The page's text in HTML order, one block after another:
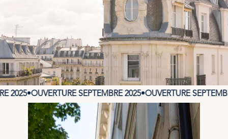
2025•OUVERTURE SEPTEMBRE 2025•OUVERTURE